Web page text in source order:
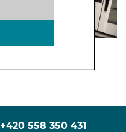
+420 558 350 431